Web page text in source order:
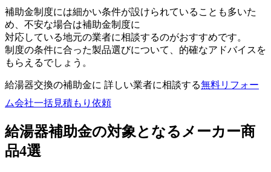
補助金制度には細かい条件が設けられていることも多いた
め、不安な場合は補助金制度に
対応している地元の業者に相談するのがおすすめです。
制度の条件に合った製品選びについて、的確なアドバイスを
もらえるでしょう。
給湯器交換の補助金に 詳しい業者に相談する無料リフォー
ム会社一括見積もり依頼
給湯器補助金の対象となるメーカー商
品4選